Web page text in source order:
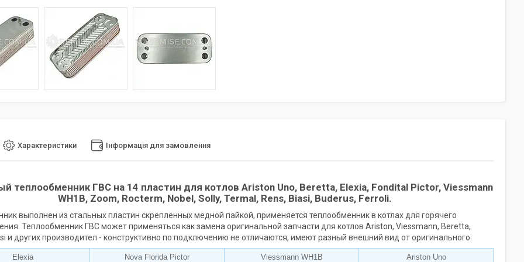
Характеристики Інформація для замовлення
теплообменник ГВСна 14 пластин для котлов Ariston Uno, Beretta, Elexia, Fondital Pictor, Viessmann
WH1B, Zoom, Rocterm, Nobel, Solly, Termal, Rens, Biasi, Buderus, Ferroli.
выполнен из стальных пластин скрепленных медной пайкой, применяется теплообменник в котлах для горячего
Теплообменник ГВС может применяться как замена оригинальной запчасти для котлов Ariston, Viessmann, Beretta,
и других производител - конструктивно по подключению не отличаются, имеют разный внешний вид от оригинального:
Elexia Nova Florida Pictor Viessmann WH1B Ariston Uno